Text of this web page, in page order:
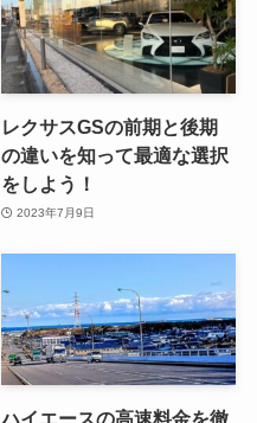
レクサスGSの前期と後期
の違いを知って最適な選択
をしよう！
2023年7月9日
ハイエースの高速料金を徹